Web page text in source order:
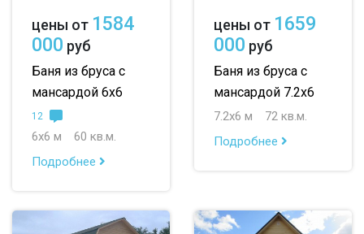
цены от 1584
000 руб
Баня из бруса с
мансардой 6х6
12
6х6 м
60 кв.м.
Подробнее
цены от 1659
000 руб
Баня из бруса с
мансардой 7.2х6
7.2х6 м
72 кв.м.
Подробнее